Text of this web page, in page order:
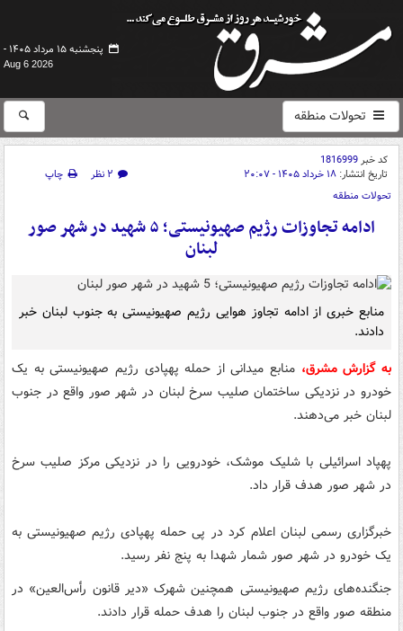
پنجشنبه ۱۵ مرداد ۱۴۰۵ -
Aug 6 2026
تحولات منطقه
کد خبر1816999
تاریخ انتشار: ۱۸ خرداد ۱۴۰۵ - ۲۰:۰۷ ۲ نظر
چاپ
تحولات منطقه
ادامه تجاوزات رژیم صهیونیستی؛ ۵ شهید در شهر صور
لبنان
منابع خبری از ادامه تجاوز هوایی رژیم صهیونیستی به جنوب لبنان خبر
دادند.
به گزارش مشرق، منابع میدانی از حمله پهپادی رژیم صهیونیستی به یک
خودرو در نزدیکی ساختمان صلیب سرخ لبنان در شهر صور واقع در جنوب
لبنان خبر می‌دهند.
پهپاد اسرائیلی با شلیک موشک، خودرویی را در نزدیکی مرکز صلیب سرخ
در شهر صور هدف قرار داد.
خبرگزاری رسمی لبنان اعلام کرد در پی حمله پهپادی رژیم صهیونیستی به
یک خودرو در شهر صور شمار شهدا به پنج نفر رسید.
جنگنده‌های رژیم صهیونیستی همچنین شهرک «دیر قانون رأس‌العین» در
منطقه صور واقع در جنوب لبنان را هدف حمله قرار دادند.